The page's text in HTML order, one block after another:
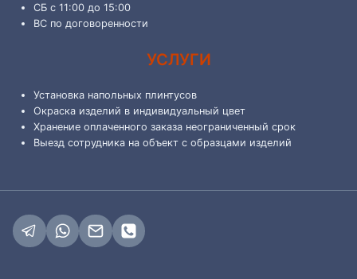
СБ с 11:00 до 15:00
ВС по договоренности
УСЛУГИ
Установка напольных плинтусов
Окраска изделий в индивидуальный цвет
Хранение оплаченного заказа неограниченный срок
Выезд сотрудника на объект с образцами изделий